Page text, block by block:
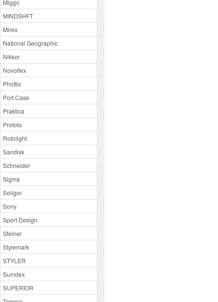
Miggo
MINDSHFT
Mirex
National Geographic
Nikkor
Novoflex
Phottix
Port Case
Praktica
Profoto
Rotolight
Sandisk
Schneider
Sigma
Soligor
Sony
Sport Design
Steiner
Stylemark
STYLER
Sumdex
SUPERIOR